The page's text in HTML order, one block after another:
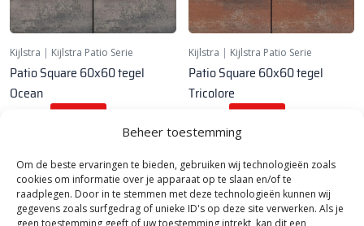
Beheer toestemming
Om de beste ervaringen te bieden, gebruiken wij technologieën zoals
cookies om informatie over je apparaat op te slaan en/of te
raadplegen. Door in te stemmen met deze technologieën kunnen wij
gegevens zoals surfgedrag of unieke ID's op deze site verwerken. Als je
geen toestemming geeft of uw toestemming intrekt, kan dit een
Kijlstra | Kijlstra Patio Serie
Patio Square 60x60 tegel
Ocean
34,
Kijlstra | Kijlstra Patio Serie
Patio Square 60x60 tegel
Tricolore
34,
1